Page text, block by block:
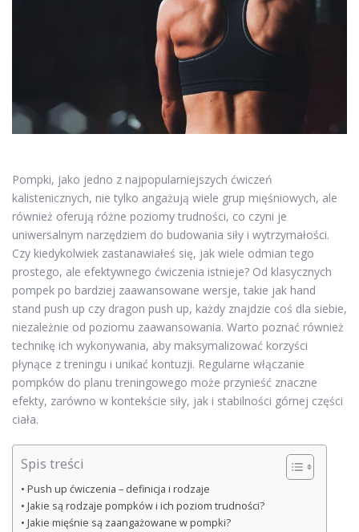
Pompki, jako jedno z najpopularniejszych ćwiczeń
kalistenicznych, nie tylko angażują wiele grup mięśniowych, ale
również oferują różne poziomy trudności, co czyni je
uniwersalnym narzędziem do budowania siły i wytrzymałości.
Czy kiedykolwiek zastanawiałeś się, jak wiele odmian tego
prostego, ale efektywnego ćwiczenia istnieje? Od klasycznych
pompek po bardziej zaawansowane wersje, takie jak hand
stand push up czy dragon push up, każdy znajdzie coś dla siebie,
niezależnie od poziomu zaawansowania. Warto poznać również
technikę ich wykonywania, aby maksymalizować korzyści
płynące z treningu i unikać kontuzji. Regularne włączanie
pompków do planu treningowego może przynieść znaczne
efekty, zarówno w kontekście siły, jak i stabilności górnej części
ciała.
Spis treści
Push up ćwiczenia – definicja i rodzaje
Jakie są rodzaje pompków i ich poziom trudności?
Jakie mięśnie są zaangażowane w pompki?